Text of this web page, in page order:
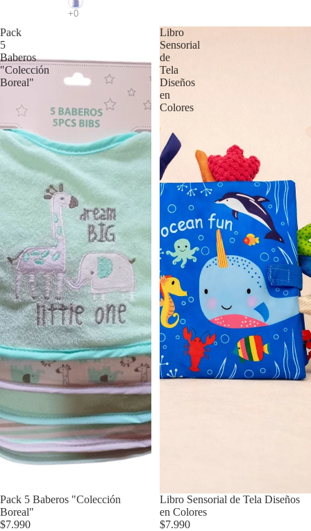
Pack
5
Baberos
"Colección
Boreal"
Pack 5 Baberos "Colección
Boreal"
$7.990
Libro
Sensorial
de
Tela
Diseños
en
Colores
Libro Sensorial de Tela Diseños
en Colores
$7.990